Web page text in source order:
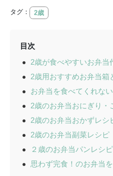
タグ： 2歳
目次
2歳が食べやすいお弁当
2歳用おすすめお弁当箱
お弁当を食べてくれな
2歳のお弁当おにぎり・
2歳のお弁当おかずレシ
2歳のお弁当副菜レシピ
２歳のお弁当パンレシピ
思わず完食！のお弁当